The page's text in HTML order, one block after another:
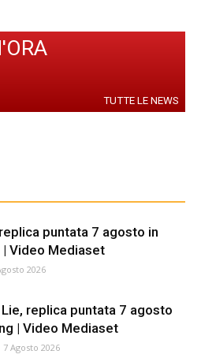
TUTTE LE NEWS
puntata 7 agosto in
Video Mediaset
2026
replica puntata 7 agosto
| Video Mediaset
7 Agosto 2026